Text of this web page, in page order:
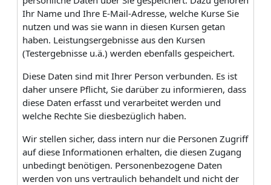
Ihr Name und Ihre E-Mail-Adresse, welche Kurse Sie
nutzen und was sie wann in diesen Kursen getan
haben. Leistungsergebnisse aus den Kursen
(Testergebnisse u.ä.) werden ebenfalls gespeichert.
Diese Daten sind mit Ihrer Person verbunden. Es ist
daher unsere Pflicht, Sie darüber zu informieren, dass
diese Daten erfasst und verarbeitet werden und
welche Rechte Sie diesbezüglich haben.
Wir stellen sicher, dass intern nur die Personen Zugriff
auf diese Informationen erhalten, die diesen Zugang
unbedingt benötigen. Personenbezogene Daten
werden von uns vertraulich behandelt und nicht der